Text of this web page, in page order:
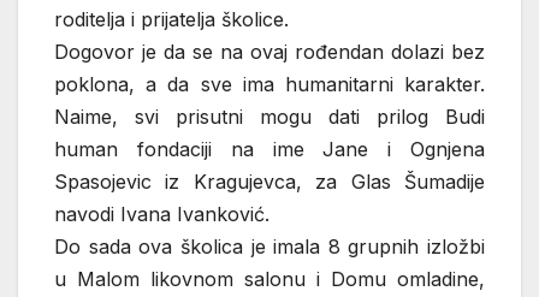
roditelja i prijatelja školice.
Dogovor je da se na ovaj rođendan dolazi bez
poklona, a da sve ima humanitarni karakter.
Naime, svi prisutni mogu dati prilog Budi
human fondaciji na ime Jane i Ognjena
Spasojevic iz Kragujevca, za Glas Šumadije
navodi Ivana Ivanković.
Do sada ova školica je imala 8 grupnih izložbi
u Malom likovnom salonu i Domu omladine,